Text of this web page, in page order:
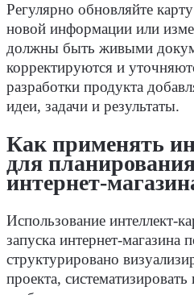
Регулярно обновляйте
новой информации или
должны быть живыми
корректируются и
разработки продукта
идеи, задачи и результаты.
Как применять
для
интернет-
Использование интеллект-
запуска интернет-магазина
структурировано
проекта,